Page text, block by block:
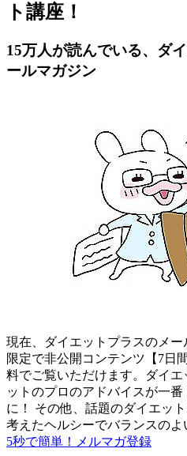
ト講座！
15万人が読んでいる、ダ
ールマガジン
現在、ダイエットプラスのメ
限定で非公開コンテンツ【7日
料でご覧いただけます。ダイ
ットのプロのアドバイスが一
に！ その他、話題のダイエッ
考えたヘルシーでバランスのよ
5秒で簡単！メルマガ登録